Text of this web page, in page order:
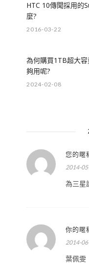
HTC 10傳聞採用的
麼?
2016-03-22
為何購買1TB超大
夠用呢?
2024-02-08
您的暱
2014-
為三星
你的暱
2014-
葉佩雯